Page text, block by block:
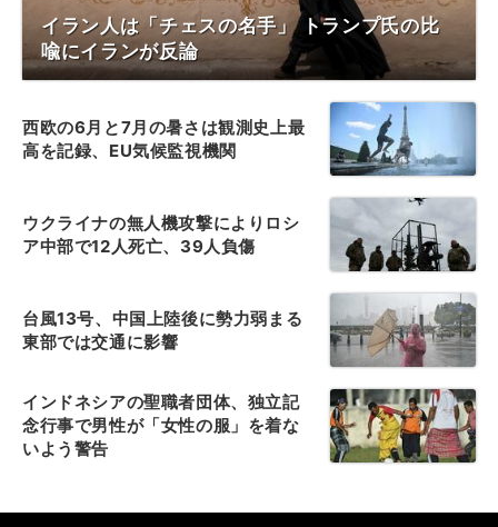
イラン人は「チェスの名手」 トランプ氏の比
喩にイランが反論
西欧の6月と7月の暑さは観測史上最
高を記録、EU気候監視機関
ウクライナの無人機攻撃によりロシ
ア中部で12人死亡、39人負傷
台風13号、中国上陸後に勢力弱まる
東部では交通に影響
インドネシアの聖職者団体、独立記
念行事で男性が「女性の服」を着な
いよう警告